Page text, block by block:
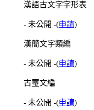
漢語古文字字形表
- 未公開 -(申請)
漢簡文字類編
- 未公開 -(申請)
古璽文編
- 未公開 -(申請)